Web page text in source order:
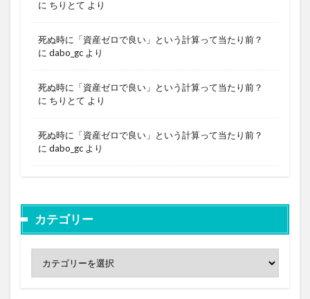
に ちりとて より
死ぬ時に「資産ゼロで良い」という計算って当たり前？
に dabo_gc より
死ぬ時に「資産ゼロで良い」という計算って当たり前？
に ちりとて より
死ぬ時に「資産ゼロで良い」という計算って当たり前？
に dabo_gc より
カテゴリー